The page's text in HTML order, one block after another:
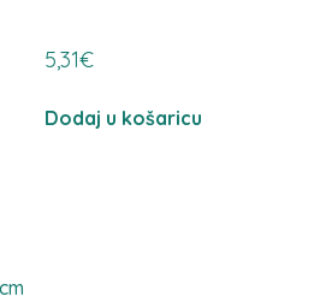
5,31€
Dodaj u košaricu